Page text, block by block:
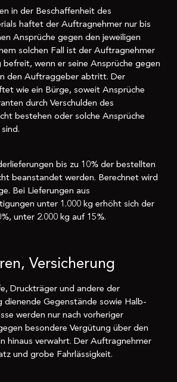
in der Beschaffenheit des
haftet der Auftragnehmer nur bis
Ansprüche gegen den jeweiligen
solchen Fall ist der Auftragnehmer
wenn er seine Ansprüche gegen
den Auftraggeber abtritt. Der
wie ein Bürge, soweit Ansprüche
durch Verschulden des
bestehen oder solche Ansprüche
bis zu 10% der bestellten
beanstandet werden. Berechnet wird
Bei Lieferungen aus
unter 1.000 kg erhöht sich der
unter 2.000 kg auf 15%.
Versicherung
Druckträger und andere der
dienende Gegenstände sowie Halb-
werden nur nach vorheriger
besondere Vergütung über den
hinaus verwahrt. Der Auftragnehmer
und grobe Fahrlässigkeit.